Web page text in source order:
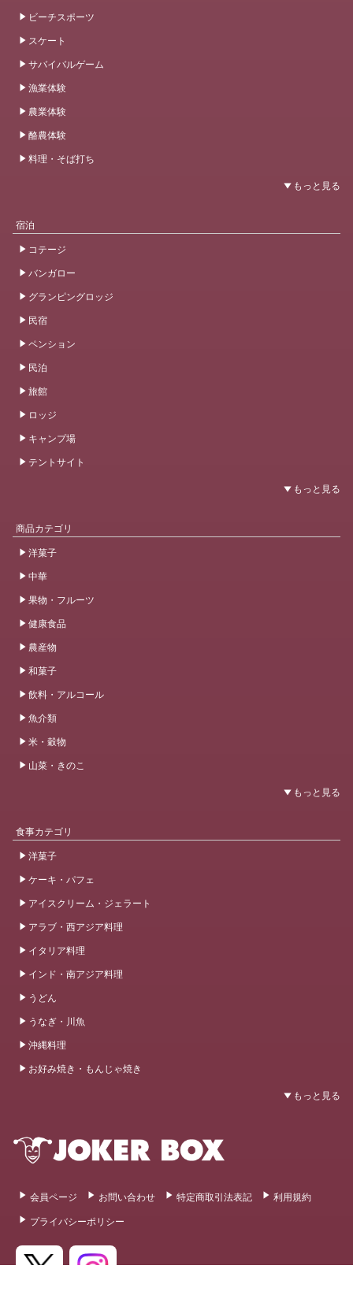
ビーチスポーツ
スケート
サバイバルゲーム
漁業体験
農業体験
酪農体験
料理・そば打ち
宿泊
コテージ
バンガロー
グランピングロッジ
民宿
ペンション
民泊
旅館
ロッジ
キャンプ場
テントサイト
商品カテゴリ
洋菓子
中華
果物・フルーツ
健康食品
農産物
和菓子
飲料・アルコール
魚介類
米・穀物
山菜・きのこ
食事カテゴリ
洋菓子
ケーキ・パフェ
アイスクリーム・ジェラート
アラブ・西アジア料理
イタリア料理
インド・南アジア料理
うどん
うなぎ・川魚
沖縄料理
お好み焼き・もんじゃ焼き
会員ページ お問い合わせ 特定商取引法表記
利用規約
プライバシーポリシー